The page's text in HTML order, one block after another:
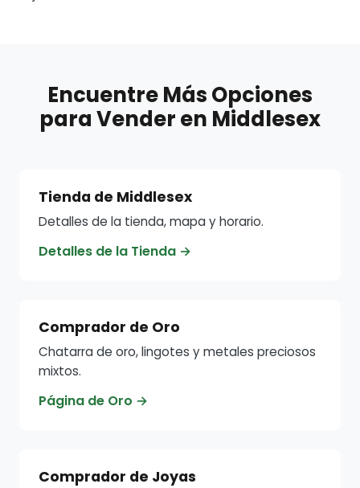
Encuentre Más Opciones
para Vender en Middlesex
Tienda de Middlesex
Detalles de la tienda, mapa y horario.
Detalles de la Tienda →
Comprador de Oro
Chatarra de oro, lingotes y metales preciosos
mixtos.
Página de Oro →
Comprador de Joyas